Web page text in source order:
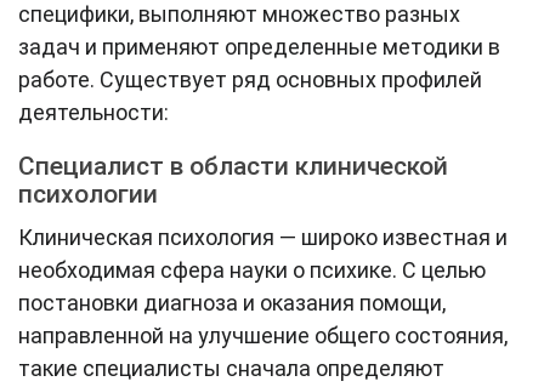
специфики, выполняют множество разных
задач и применяют определенные методики в
работе. Существует ряд основных профилей
деятельности:
Специалист в области клинической
психологии
Клиническая психология — широко известная и
необходимая сфера науки о психике. С целью
постановки диагноза и оказания помощи,
направленной на улучшение общего состояния,
такие специалисты сначала определяют